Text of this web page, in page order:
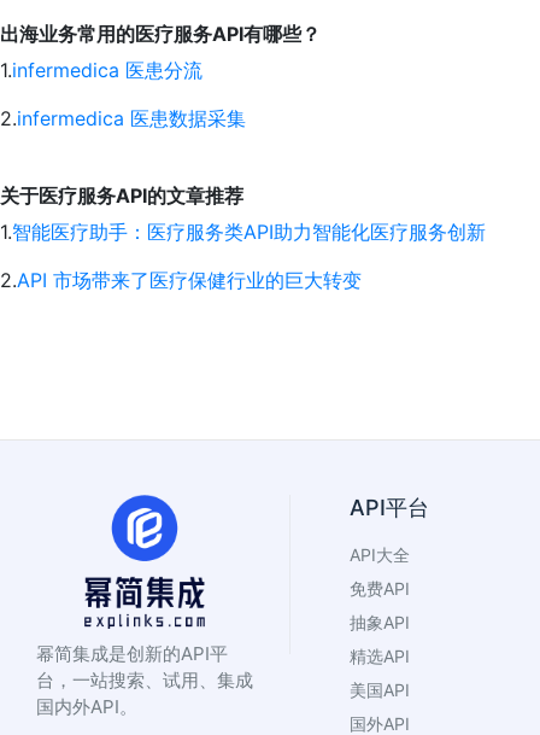
出海业务常用的医疗服务API有哪些？
1.infermedica 医患分流
2.infermedica 医患数据采集
关于医疗服务API的文章推荐
1.智能医疗助手：医疗服务类API助力智能化医疗服务创新
2.API 市场带来了医疗保健行业的巨大转变
幂简集成是创新的API平
台，一站搜索、试用、集成
国内外API。
API平台
API大全
免费API
抽象API
精选API
美国API
国外API